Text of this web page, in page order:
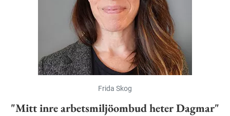
Frida Skog
"Mitt inre arbetsmiljöombud heter Dagmar"